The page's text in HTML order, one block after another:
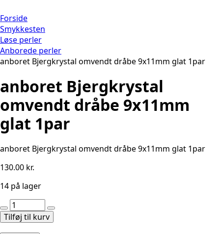
Forside
Smykkesten
Løse perler
Anborede perler
anboret Bjergkrystal omvendt dråbe 9x11mm glat 1par
anboret Bjergkrystal
omvendt dråbe 9x11mm
glat 1par
anboret Bjergkrystal omvendt dråbe 9x11mm glat 1par
130.00 kr.
14 på lager
anboret
Bjergkrystal
omvendt
Tilføj til kurv